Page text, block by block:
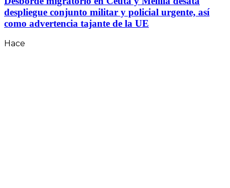
despliegue conjunto militar y policial urgente, así
como advertencia tajante de la UE
Hace